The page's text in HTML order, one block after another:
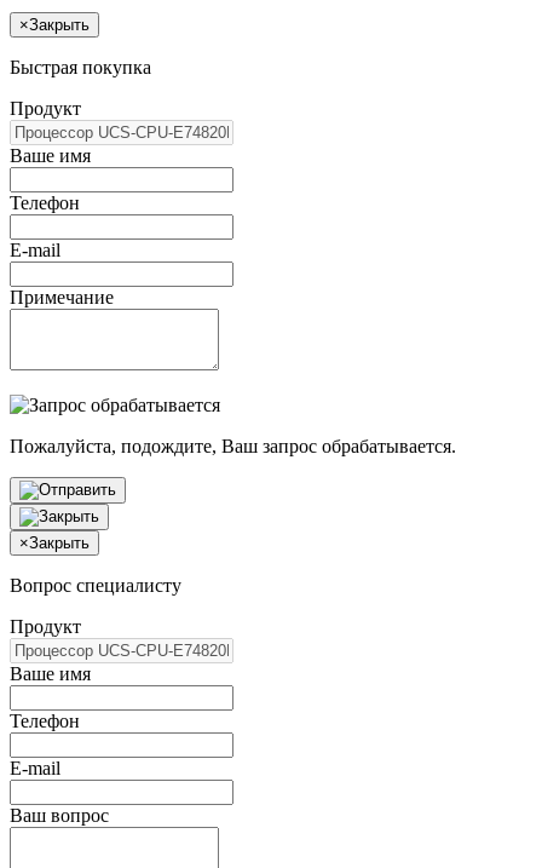
×Закрыть
Быстрая покупка
Продукт
Ваше имя
Телефон
E-mail
Примечание
Пожалуйста, подождите, Ваш запрос обрабатывается.
×Закрыть
Вопрос специалисту
Продукт
Ваше имя
Телефон
E-mail
Ваш вопрос